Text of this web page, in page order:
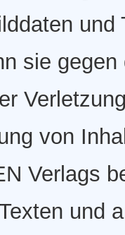
sie
von
Verlags
und